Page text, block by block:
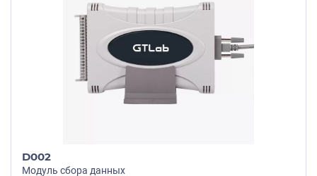
D002
Модуль сбора данных